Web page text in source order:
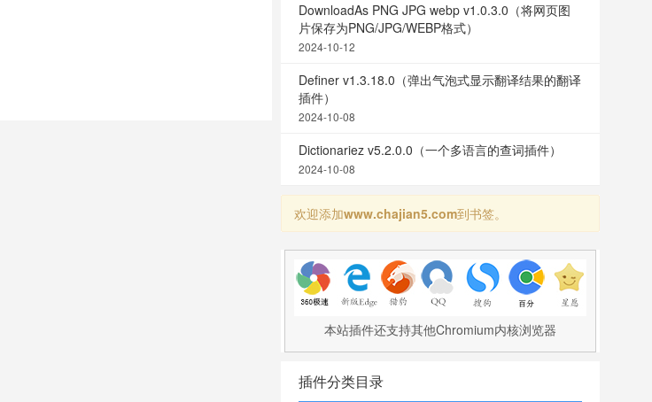
DownloadAs PNG JPG webp v1.0.3.0（将网页图
片保存为PNG/JPG/WEBP格式）
2024-10-12
Definer v1.3.18.0（弹出气泡式显示翻译结果的翻译
插件）
2024-10-08
Dictionariez v5.2.0.0（一个多语言的查词插件）
2024-10-08
欢迎添加www.chajian5.com到书签。
本站插件还支持其他Chromium内核浏览器
插件分类目录